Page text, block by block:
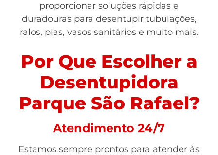
proporcionar soluções rápidas e
duradouras para desentupir tubulações,
ralos, pias, vasos sanitários e muito mais.
Por Que Escolher a
Desentupidora
Parque São Rafael?
Atendimento 24/7
Estamos sempre prontos para atender às